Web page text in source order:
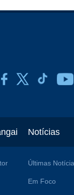
Notícias
Últimas
Em Foco